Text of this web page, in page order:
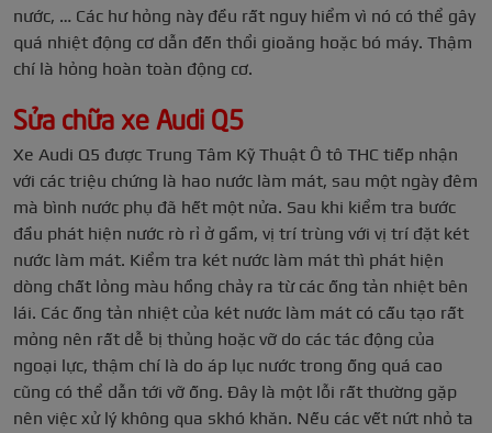
nước, … Các hư hỏng này đều rất nguy hiểm vì nó có thể gây
quá nhiệt động cơ dẫn đến thổi gioăng hoặc bó máy. Thậm
chí là hỏng hoàn toàn động cơ.
Sửa chữa xe Audi Q5
Xe Audi Q5 được Trung Tâm Kỹ Thuật Ô tô THC tiếp nhận
với các triệu chứng là hao nước làm mát, sau một ngày đêm
mà bình nước phụ đã hết một nửa. Sau khi kiểm tra bước
đầu phát hiện nước rò rỉ ở gầm, vị trí trùng với vị trí đặt két
nước làm mát. Kiểm tra két nước làm mát thì phát hiện
dòng chất lỏng màu hồng chảy ra từ các ống tản nhiệt bên
lái. Các ống tản nhiệt của két nước làm mát có cấu tạo rất
mỏng nên rất dễ bị thủng hoặc vỡ do các tác động của
ngoại lực, thậm chí là do áp lục nước trong ống quá cao
cũng có thể dẫn tới vỡ ống. Đây là một lỗi rất thường gặp
nên việc xử lý không qua skhó khăn. Nếu các vết nứt nhỏ ta